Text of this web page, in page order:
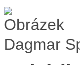
Dagmar